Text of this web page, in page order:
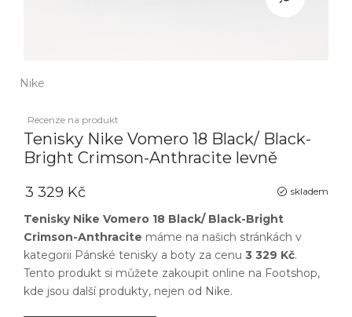
Nike
Recenze na produkt
Tenisky Nike Vomero 18 Black/ Black-
Bright Crimson-Anthracite levně
skladem
3 329 Kč
Tenisky Nike Vomero 18 Black/ Black-Bright
Crimson-Anthracite máme na našich stránkách v
kategorii Pánské tenisky a boty za cenu 3 329 Kč.
Tento produkt si můžete zakoupit online na Footshop,
kde jsou další produkty, nejen od Nike.